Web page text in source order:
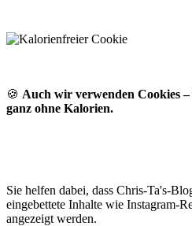
🍪 Auch wir verwenden Cookies
ganz ohne Kalorien.
Sie helfen dabei, dass Chris-Ta's-
eingebettete Inhalte wie Instagram-
angezeigt werden.